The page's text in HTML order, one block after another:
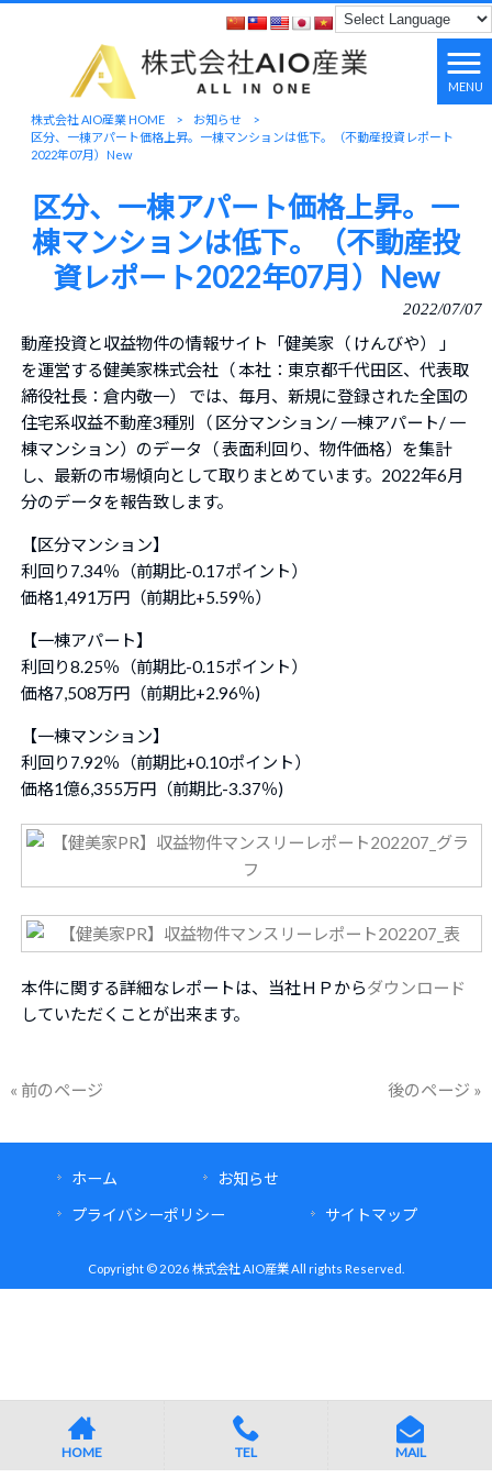
MENU
株式会社 AIO産業 HOME > お知らせ
>
区分、一棟アパート価格上昇。一棟マンションは低下。（不動産投資レポート
2022年07月）New
区分、一棟アパート価格上昇。一
棟マンションは低下。（不動産投
資レポート2022年07月）New
2022/07/07
動産投資と収益物件の情報サイト「健美家（ けんびや） 」
を運営する健美家株式会社（ 本社：東京都千代田区、代表取
締役社長：倉内敬一） では、毎月、新規に登録された全国の
住宅系収益不動産3種別（ 区分マンション/ 一棟アパート/ 一
棟マンション）のデータ（ 表面利回り、物件価格）を集計
し、最新の市場傾向として取りまとめています。2022年6月
分のデータを報告致します。
【区分マンション】
利回り7.34％（前期比-0.17ポイント）
価格1,491万円（前期比+5.59％）
【一棟アパート】
利回り8.25％（前期比-0.15ポイント）
価格7,508万円（前期比+2.96％)
【一棟マンション】
利回り7.92％（前期比+0.10ポイント）
価格1億6,355万円（前期比-3.37％)
本件に関する詳細なレポートは、当社ＨＰからダウンロード
していただくことが出来ます。
« 前のページ 後のページ »
ホーム
お知らせ
プライバシーポリシー
サイトマップ
Copyright © 2026 株式会社 AIO産業 All rights Reserved.
HOME TEL MAIL